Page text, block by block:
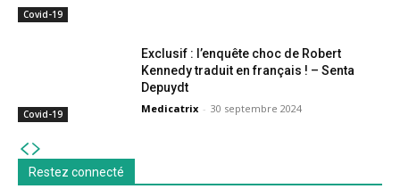
Covid-19
Covid-19
Exclusif : l’enquête choc de Robert
Kennedy traduit en français ! – Senta
Depuydt
Medicatrix - 30 septembre 2024
Restez connecté